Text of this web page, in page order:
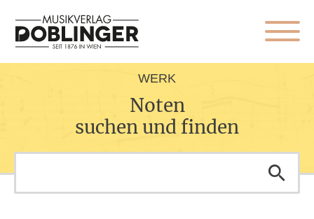
WERK
Noten
suchen und finden